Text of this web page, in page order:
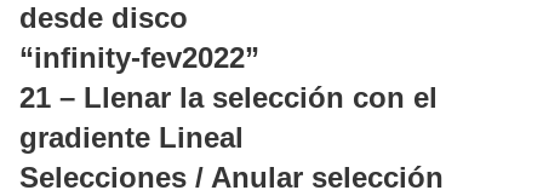
desde disco
“infinity-fev2022”
21 – Llenar la selección con el
gradiente Lineal
Selecciones / Anular selección